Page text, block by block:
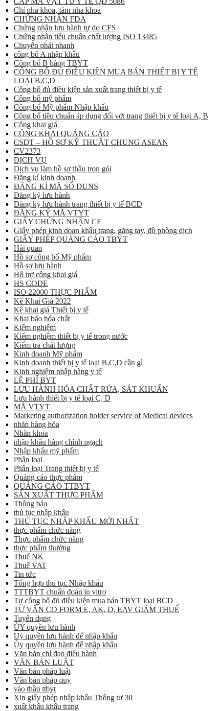
Chỉ nha khoa, tăm nha khoa
CHỨNG NHẬN FDA
Chứng nhận lưu hành tự do CFS
Chứng nhận tiêu chuẩn chất lượng ISO 13485
Chuyển phát nhanh
công bố A nhập khẩu
Công bố B hàng TBYT
CÔNG BỐ ĐỦ ĐIỀU KIỆN MUA BÁN THIẾT BỊ Y TẾ
LOẠI B,C,D
Công bố đủ điều kiện sản xuất trang thiết bị y tế
Công bố mỹ phẩm
Công bố Mỹ phẩm Nhập khẩu
Công bố tiêu chuẩn áp dụng đối với trang thiết bị y tế loại A, B
Công khai giá
CÔNG KHAI QUẢNG CÁO
CSDT – HỒ SƠ KỸ THUẬT CHUNG ASEAN
CV2373
DỊCH VỤ
Dịch vụ làm hồ sơ thầu trọn gói
Đăng kí kinh doanh
ĐĂNG KÍ MÃ SỐ DUNS
Đăng ký lưu hành
Đăng ký lưu hành trang thiết bị y tế BCD
ĐĂNG KÝ MÃ VTYT
GIẤY CHỨNG NHẬN CE
GIấy phép kinh doan khẩu trang, găng tay, đồ phòng dịch
GIẤY PHÉP QUẢNG CÁO TBYT
Hải quan
Hồ sơ công bố Mỹ phẩm
Hồ sơ lưu hành
Hỗ trợ công khai giá
HS CODE
ISO 22000 THỰC PHẨM
Kê Khai Giá 2022
Kê khai giá Thiết bị y tế
Khai báo hóa chất
Kiểm nghiệm
Kiểm nghiệm thiết bị y tế trong nước
Kiểm tra chất lượng
Kinh doanh Mỹ phẩm
Kinh doanh thiết bị y tế loại B,C,D cần gì
Kinh nghiệm nhập hàng y tế
LỆ PHÍ BYT
LƯU HÀNH HÓA CHẤT RỬA, SÁT KHUẨN
Lưu hành thiết bị y tế loại C, D
MÃ VTYT
Marketing authorization holder service of Medical devices
nhãn hàng hóa
Nhãn khoa
nhập khẩu hàng chính ngạch
Nhập khẩu mỹ phẩm
Phân loại
Phân loại Trang thiết bị y tế
Quảng cáo thực phẩm
QUẢNG CÁO TTBYT
SẢN XUẤT THỰC PHẨM
Thông báo
thủ tục nhập khẩu
THỦ TỤC NHẬP KHẨU MỚI NHẤT
thực phẩm chức năng
Thực phẩm chức năng
thực phẩm thường
Thuế NK
Thuế VAT
Tin tức
Tổng hợp thủ tục Nhập khẩu
TTTBYT chuẩn đoán in vitro
Tự công bố đủ điều kiện mua bán TBYT loại BCD
TƯ VẤN CO FORM E, AK, D, EAV GIẢM THUẾ
Tuyển dụng
ỦY quyền lưu hành
Uỷ quyền lưu hành để nhập khẩu
Ủy quyền lưu hành để nhập khẩu
Văn bản chỉ đạo điều hành
VĂN BẢN LUẬT
Văn bản pháp luật
Văn bản pháp quy
vào thầu ttbyt
Xin giấy phép nhập khẩu Thông tư 30
xuất khẩu khẩu trang